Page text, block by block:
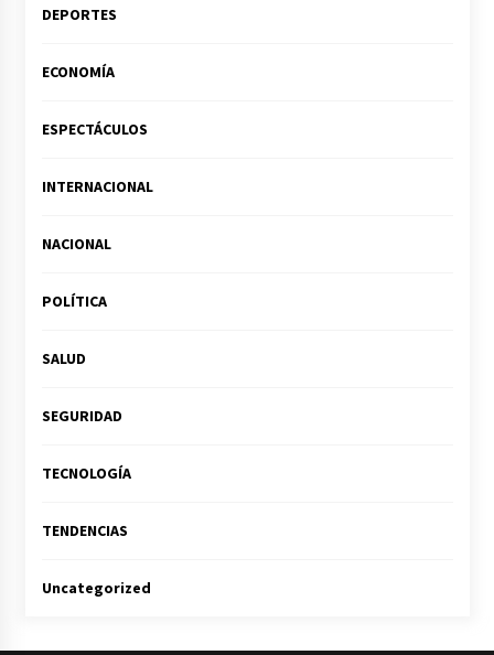
DEPORTES
ECONOMÍA
ESPECTÁCULOS
INTERNACIONAL
NACIONAL
POLÍTICA
SALUD
SEGURIDAD
TECNOLOGÍA
TENDENCIAS
Uncategorized